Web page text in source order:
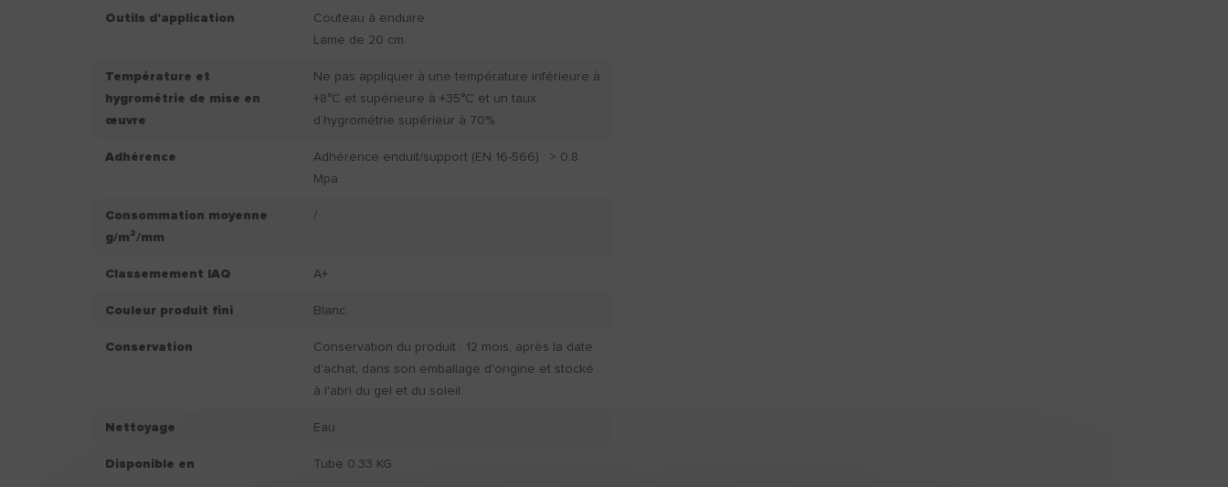
Outils d'application
Couteau à enduire.
Lame de 20 cm.
Température et
hygrométrie de mise en
œuvre
Ne pas appliquer à une température inférieure à
+8°C et supérieure à +35°C et un taux
d’hygrométrie supérieur à 70%.
Adhérence
Adhérence enduit/support (EN 16-566) : > 0.8
Mpa.
Consommation moyenne
g/m²/mm
/
Classemement IAQ A+
Couleur produit fini Blanc.
Conservation
Conservation du produit : 12 mois, après la date
d'achat, dans son emballage d'origine et stocké
à l'abri du gel et du soleil.
Nettoyage Eau.
Disponible en Tube 0.33 KG